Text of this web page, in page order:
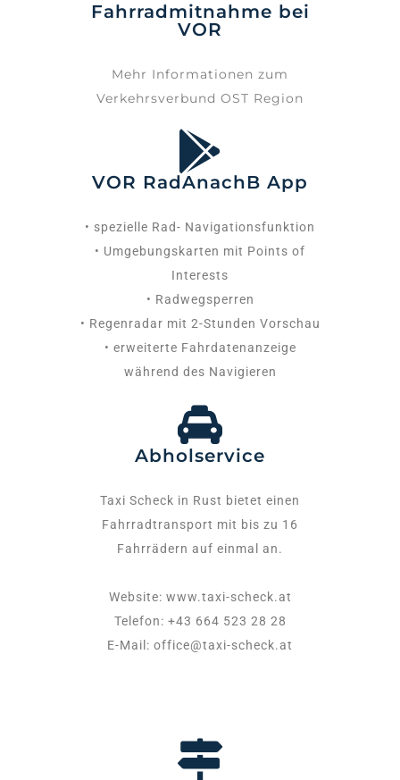
Fahrradmitnahme bei
VOR
Mehr Informationen zum
Verkehrsverbund OST Region
VOR RadAnachB App
• spezielle Rad- Navigationsfunktion
• Umgebungskarten mit Points of
Interests
• Radwegsperren
• Regenradar mit 2-Stunden Vorschau
• erweiterte Fahrdatenanzeige
während des Navigieren
Abholservice
Taxi Scheck in Rust bietet einen
Fahrradtransport mit bis zu 16
Fahrrädern auf einmal an.
Website: www.taxi-scheck.at
Telefon: +43 664 523 28 28
E-Mail: office@taxi-scheck.at